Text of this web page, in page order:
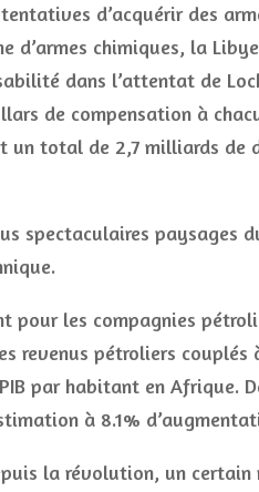
d’acquérir des
d’armes chimiques, la
dans l’attentat de
de compensation à
un total de 2,7 milliards de
spectaculaires paysages
pour les compagnies
revenus pétroliers couplés
par habitant en Afrique.
à 8.1%
la révolution, un certain